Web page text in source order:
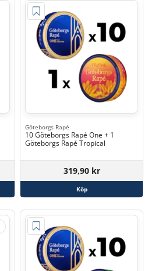
Göteborgs Rapé
10 Göteborgs Rapé One + 1
Göteborgs Rapé Tropical
319,90 kr
Köp